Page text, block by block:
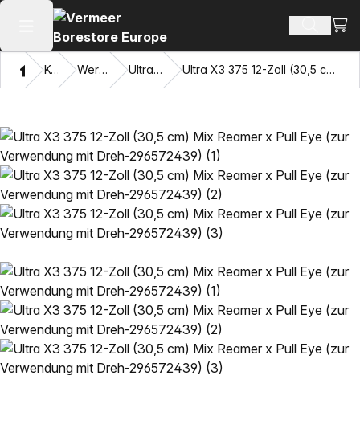
Hauptmenü öffnen
Heim
Katalog Werkzeugsysteme Ultra X3 Bohrsystem Ultra X3 375 12-Zoll (30,5 cm) Mix Reamer x Pull Eye (zur Verwendung mit Dreh-296572439)